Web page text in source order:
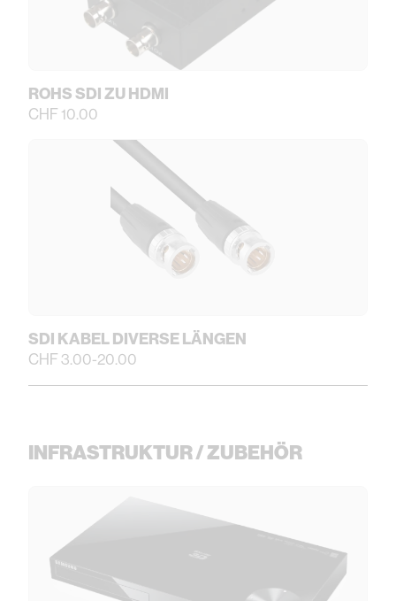
ROHS SDI ZU HDMI
CHF 10.00
SDI KABEL DIVERSE LÄNGEN
CHF 3.00-20.00
INFRASTRUKTUR / ZUBEHÖR